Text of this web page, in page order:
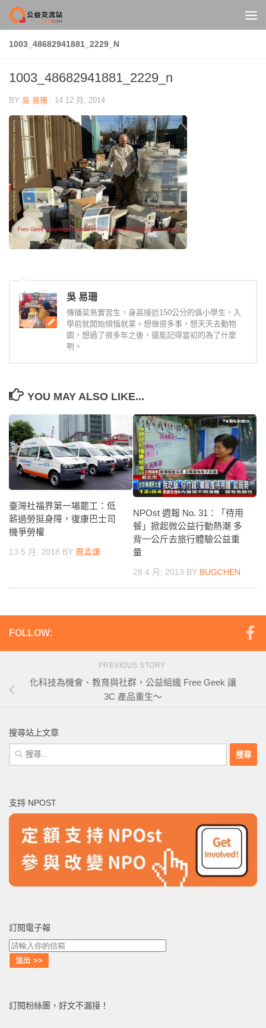
Skip to content
1003_48682941881_2229_N
1003_48682941881_2229_n
BY 吳 易珊 · 14 12 月, 2014
吳 易珊
傳播菜鳥實習生，身高接近150公分的僞小學生，入
學前就開始煩惱就業。想做很多事，想天天去動物
園，想過了很多年之後，還能記得當初的為了什麼
咧。
YOU MAY ALSO LIKE...
臺灣社福界第一場罷工：低
薪過勞挺身障，復康巴士司
機爭勞權
13 5 月, 2018 BY 周孟謙
NPOst 週報 No. 31：「待用
餐」掀起微公益行動熱潮 多
背一公斤去旅行體驗公益重
量
28 4 月, 2013 BY BUGCHEN
FOLLOW:
PREVIOUS STORY
化科技為機會、教育與社群，公益組織 Free Geek 讓
3C 產品重生～
搜尋站上文章
搜
尋
字:
支持 NPOST
訂閱電子報
訂閱粉絲團，好文不漏接！